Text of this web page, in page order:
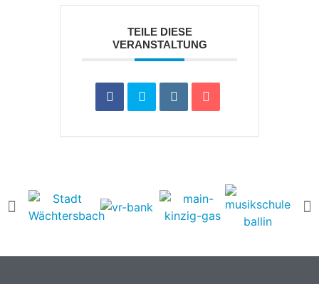
TEILE DIESE
VERANSTALTUNG